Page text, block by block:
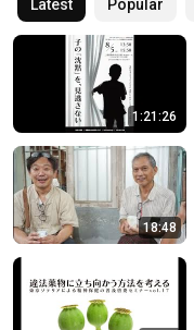
Latest Popular
1:21:26
18:48